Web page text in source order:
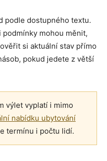
podle dostupného textu.
mohou měnit,
si aktuální stav přímo
pokud jedete z větší
výlet vyplatí i mimo
nabídku ubytování
termínu i počtu lidí.